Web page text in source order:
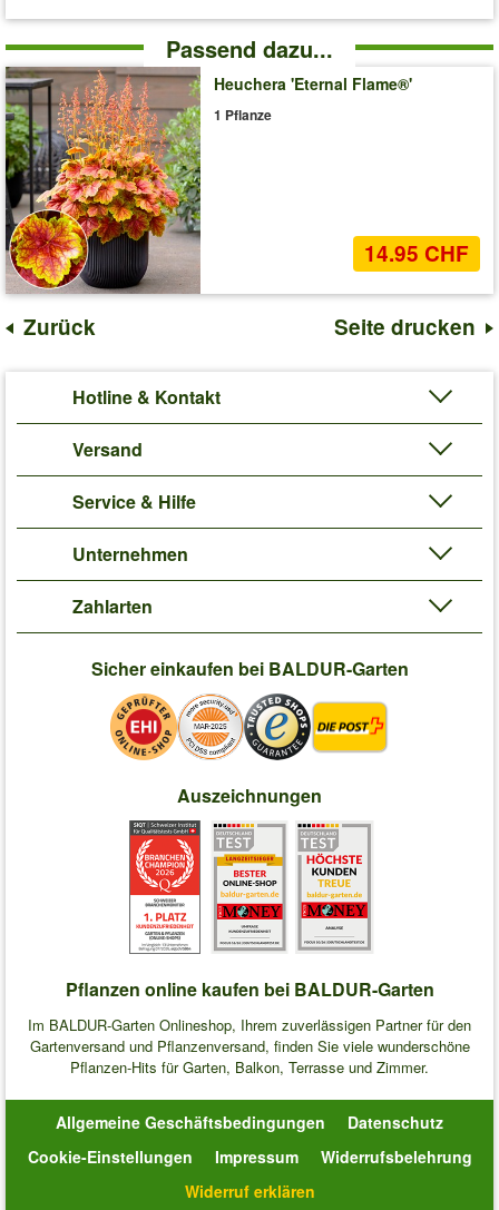
Passend dazu...
Heuchera 'Eternal Flame®'
1 Pflanze
14.95 CHF
Zurück Seite drucken
Hotline & Kontakt
Versand
Service & Hilfe
Unternehmen
Zahlarten
Sicher einkaufen bei BALDUR-Garten
Auszeichnungen
Pflanzen online kaufen bei BALDUR-Garten
Im BALDUR-Garten Onlineshop, Ihrem zuverlässigen Partner für den
Gartenversand und Pflanzenversand, finden Sie viele wunderschöne
Pflanzen-Hits für Garten, Balkon, Terrasse und Zimmer.
Allgemeine Geschäftsbedingungen
Datenschutz
Cookie-Einstellungen
Impressum
Widerrufsbelehrung
Widerruf erklären